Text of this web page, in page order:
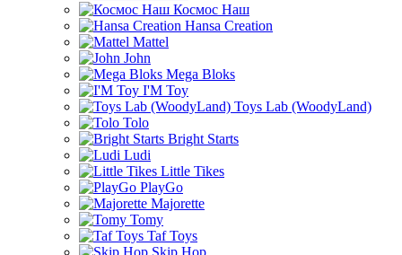
Космос Наш
Hansa Creation
Mattel
John
Mega Bloks
I'M Toy
Toys Lab (WoodyLand)
Tolo
Bright Starts
Ludi
Little Tikes
PlayGo
Majorette
Tomy
Taf Toys
Skip Hop